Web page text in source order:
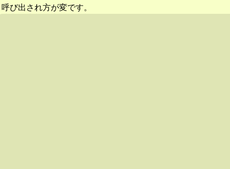
呼び出され方が変です。